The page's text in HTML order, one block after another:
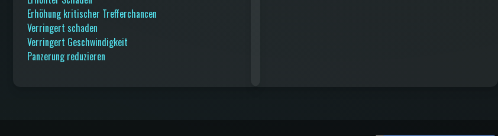
Erhöhung kritischer Trefferchancen
Verringert schaden
Verringert Geschwindigkeit
Panzerung reduzieren